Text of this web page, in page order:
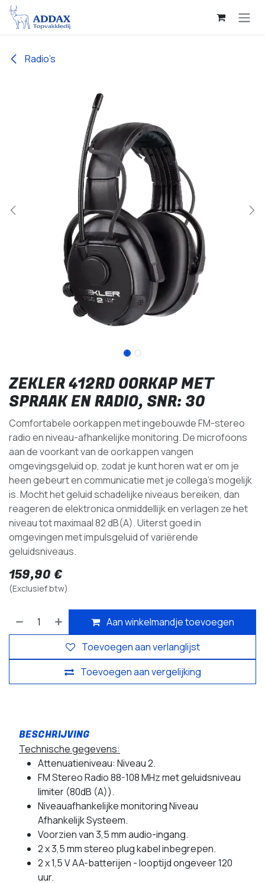
Overslaan naar inhoud
Radio’s
ZEKLER 412RD OORKAP MET
SPRAAK EN RADIO, SNR: 30
Comfortabele oorkappen met ingebouwde FM-stereo
radio en niveau-afhankelijke monitoring. De microfoons
aan de voorkant van de oorkappen vangen
omgevingsgeluid op, zodat je kunt horen wat er om je
heen gebeurt en communicatie met je collega's mogelijk
is. Mocht het geluid schadelijke niveaus bereiken, dan
reageren de elektronica onmiddellijk en verlagen ze het
niveau tot maximaal 82 dB(A). Uiterst goed in
omgevingen met impulsgeluid of variërende
geluidsniveaus.
159,90 €
(Exclusief btw)
Aan winkelmandje toevoegen
Toevoegen aan vergelijking
Toevoegen aan verlanglijst
Technische gegevens:
Attenuatieniveau: Niveau 2.
FM Stereo Radio 88-108 MHz met geluidsniveau
limiter (80dB (A)).
Niveauafhankelijke monitoring Niveau
Afhankelijk Systeem.
Voorzien van 3,5 mm audio-ingang.
2 x 3,5 mm stereo plug kabel inbegrepen.
2 x 1,5 V AA-batterijen - looptijd ongeveer 120
uur.